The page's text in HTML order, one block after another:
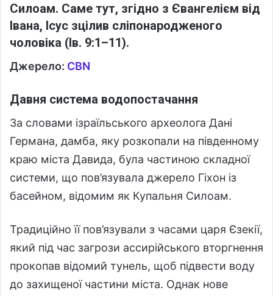
Силоам. Саме тут, згідно з Євангелієм від
Івана, Ісус зцілив сліпонародженого
чоловіка (Ів. 9:1–11).
Джерело: CBN
Давня система водопостачання
За словами ізраїльського археолога Дані
Германа, дамба, яку розкопали на південному
краю міста Давида, була частиною складної
системи, що пов’язувала джерело Гіхон із
басейном, відомим як Купальня Силоам.
Традиційно її пов’язували з часами царя Єзекії,
який під час загрози ассирійського вторгнення
прокопав відомий тунель, щоб підвести воду
до захищеної частини міста. Однак нове